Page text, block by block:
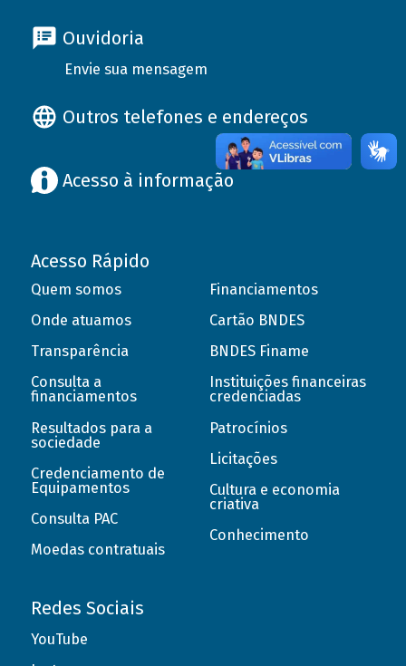
Ouvidoria
Envie sua mensagem
Outros telefones e endereços
Acesso à informação
Acesso Rápido
Quem somos
Onde atuamos
Transparência
Consulta a
financiamentos
Resultados para a
sociedade
Credenciamento de
Equipamentos
Consulta PAC
Moedas contratuais
Financiamentos
Cartão BNDES
BNDES Finame
Instituições financeiras
credenciadas
Patrocínios
Licitações
Cultura e economia
criativa
Conhecimento
Redes Sociais
YouTube